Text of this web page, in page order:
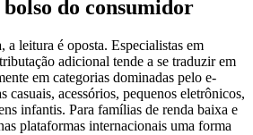
do consumidor
a leitura é oposta. Especialistas em
adicional tende a se traduzir em
em categorias dominadas pelo e-
casuais, acessórios, pequenos eletrônicos,
infantis. Para famílias de renda baixa e
plataformas internacionais uma forma